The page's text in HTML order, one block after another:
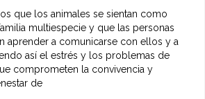
que los animales se sientan como
multiespecie y que las personas
aprender a comunicarse con ellos y a
así el estrés y los problemas de
comprometen la convivencia y
de